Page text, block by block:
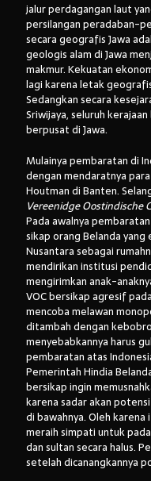
jalur perdagangan laut
persilangan peradaban-
secara geografis Jawa
geologis alam di Jawa
makmur. Kekuatan
lagi karena letak
Sedangkan secara
Sriwijaya, seluruh
berpusat di Jawa.
Mulainya pembaratan di
dengan mendaratnya
Houtman di Banten.
Vereenidge Oostindische
Pada awalnya
sikap orang Belanda
Nusantara sebagai
mendirikan institusi
mengirimkan anak-
VOC bersikap agresif
mencoba melawan
ditambah dengan
menyebabkannya harus
pembaratan atas
Pemerintah Hindia
bersikap ingin
karena sadar akan
di bawahnya. Oleh
meraih simpati untuk
dan sultan secara halus.
setelah dicanangkannya